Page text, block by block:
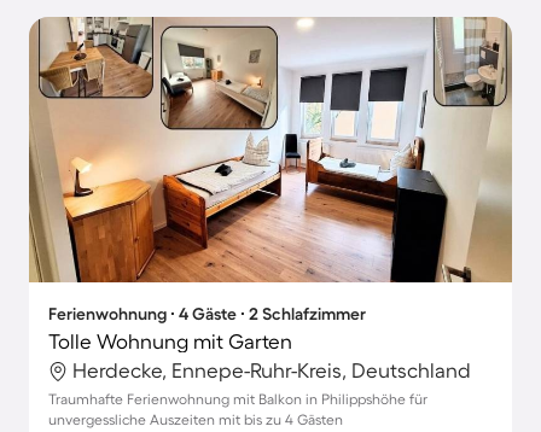
Ferienwohnung ∙ 4 Gäste ∙ 2 Schlafzimmer
Tolle Wohnung mit Garten
Herdecke, Ennepe-Ruhr-Kreis, Deutschland
Traumhafte Ferienwohnung mit Balkon in Philippshöhe für
unvergessliche Auszeiten mit bis zu 4 Gästen